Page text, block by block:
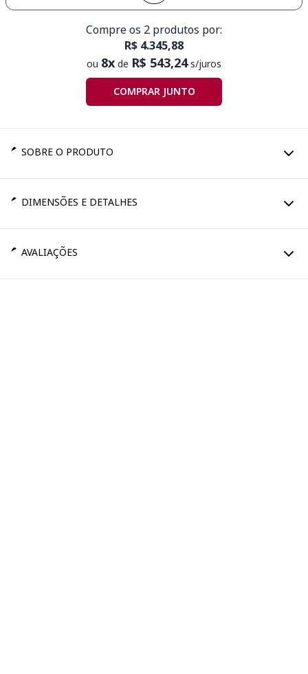
Compre os 2 produtos por:
R$ 4.345,88
ou 8x de R$ 543,24s/juros
COMPRAR JUNTO
SOBRE O PRODUTO
DIMENSÕES E DETALHES
AVALIAÇÕES